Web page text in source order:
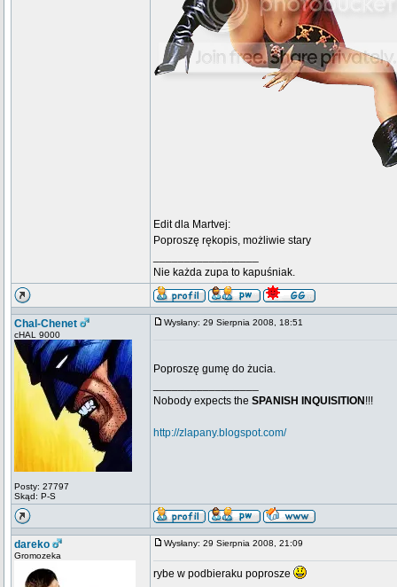
Edit dla Martvej:
Poproszę rękopis, możliwie stary
Nie każda zupa to kapuśniak.
Chal-Chenet
cHAL 9000
Posty: 27797
Skąd: P-S
Wysłany: 29 Sierpnia 2008, 18:51
Poproszę gumę do żucia.
Nobody expects the SPANISH INQUISITION !!!
http://zlapany.blogspot.com/
dareko
Gromozeka
Wysłany: 29 Sierpnia 2008, 21:09
rybe w podbieraku poprosze